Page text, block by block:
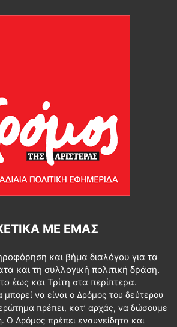
ΜΕ ΕΜΆΣ
και βήμα διαλόγου για τα
και τη συλλογική πολιτική δράση.
έως και Τρίτη στα περίπτερα.
μπορεί να είναι ο Δρόμος του δεύτερου
πρέπει, κατ’ αρχάς, να δώσουμε
Ο Δρόμος πρέπει ενσυνείδητα και